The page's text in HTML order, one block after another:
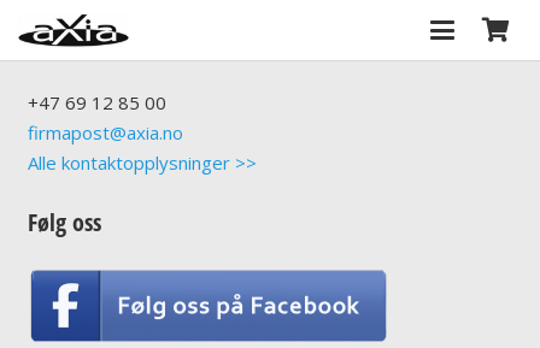
Axia AS
+47 69 12 85 00
firmapost@axia.no
Alle kontaktopplysninger >>
Følg oss